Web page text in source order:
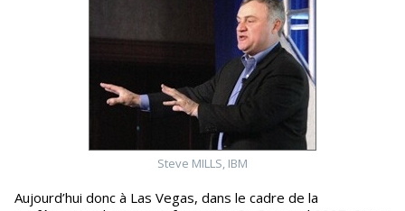
Steve MILLS, IBM
Aujourd’hui donc à Las Vegas, dans le cadre de la